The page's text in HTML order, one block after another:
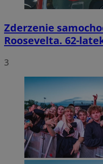
Zderzenie
Roosevelta. 62-
3